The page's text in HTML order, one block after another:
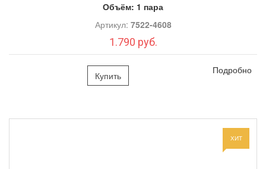
Объём: 1 пара
Артикул: 7522-4608
1.790 руб.
Купить Подробно
ХИТ